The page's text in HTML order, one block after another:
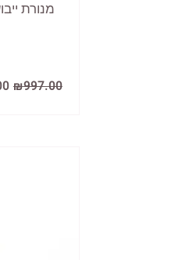
מנורת
₪997.00